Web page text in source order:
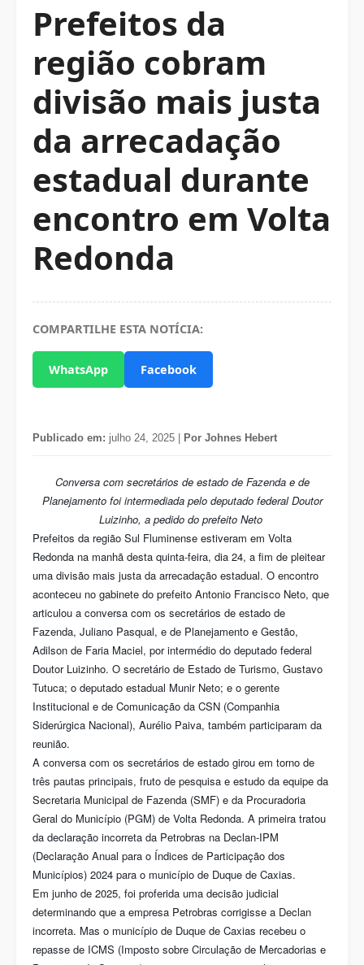
Prefeitos da
região cobram
divisão mais justa
da arrecadação
estadual durante
encontro em Volta
Redonda
COMPARTILHE ESTA NOTÍCIA:
WhatsApp Facebook
Publicado em: julho 24, 2025 | Por Johnes Hebert
Conversa com secretários de estado de Fazenda e de
Planejamento foi intermediada pelo deputado federal Doutor
Luizinho, a pedido do prefeito Neto
Prefeitos da região Sul Fluminense estiveram em Volta
Redonda na manhã desta quinta-feira, dia 24, a fim de pleitear
uma divisão mais justa da arrecadação estadual. O encontro
aconteceu no gabinete do prefeito Antonio Francisco Neto, que
articulou a conversa com os secretários de estado de
Fazenda, Juliano Pasqual, e de Planejamento e Gestão,
Adilson de Faria Maciel, por intermédio do deputado federal
Doutor Luizinho. O secretário de Estado de Turismo, Gustavo
Tutuca; o deputado estadual Munir Neto; e o gerente
Institucional e de Comunicação da CSN (Companhia
Siderúrgica Nacional), Aurélio Paiva, também participaram da
reunião.
A conversa com os secretários de estado girou em torno de
três pautas principais, fruto de pesquisa e estudo da equipe da
Secretaria Municipal de Fazenda (SMF) e da Procuradoria
Geral do Município (PGM) de Volta Redonda. A primeira tratou
da declaração incorreta da Petrobras na Declan-IPM
(Declaração Anual para o Índices de Participação dos
Municípios) 2024 para o município de Duque de Caxias.
Em junho de 2025, foi proferida uma decisão judicial
determinando que a empresa Petrobras corrigisse a Declan
incorreta. Mas o município de Duque de Caxias recebeu o
repasse de ICMS (Imposto sobre Circulação de Mercadorias e